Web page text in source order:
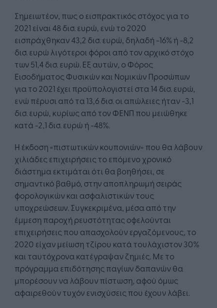
Σημειωτέον, πως ο εισπρακτικός στόχος για το
2021 είναι 48 δισ. ευρώ, ενώ το 2020
εισπράχθηκαν 43,2 δισ. ευρώ, δηλαδή -16% ή -8,2
δισ. ευρώ λιγότεροι φόροι από τον αρχικό στόχο
των 51,4 δισ. ευρώ. Εξ αυτών, ο Φόρος
Εισοδήματος Φυσικών και Νομικών Προσώπων
για το 2021 έχει προϋπολογιστεί στα 14 δισ. ευρώ,
ενώ πέρυσι από τα 13,6 δισ. οι απώλειες ήταν -3,1
δισ. ευρώ, κυρίως από τον ΦΕΝΠ που μειώθηκε
κατά -2,1 δισ. ευρώ ή -48%.
Η έκδοση «πιστωτικών κουπονιών» που θα λάβουν
χιλιάδες επιχειρήσεις το επόμενο χρονικό
διάστημα εκτιμάται ότι θα βοηθήσει, σε
σημαντικό βαθμό, στην αποπληρωμή σειράς
φορολογικών και ασφαλιστικών τους
υποχρεώσεων. Συγκεκριμένα, μέσα από την
έμμεση παροχή ρευστότητας οφελούνται
επιχειρήσεις που απασχολούν εργαζόμενους, το
2020 είχαν μείωση τζίρου κατά τουλάχιστον 30%
και ταυτόχρονα κατέγραψαν ζημιές. Με το
πρόγραμμα επιδότησης παγίων δαπανών θα
μπορέσουν να λάβουν πίστωση, αφού όμως
αφαιρεθούν τυχόν ενισχύσεις που έχουν λάβει.